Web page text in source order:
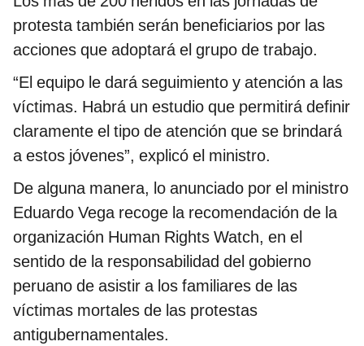
protesta también serán beneficiarios por las
acciones que adoptará el grupo de trabajo.
“El equipo le dará seguimiento y atención a las
víctimas. Habrá un estudio que permitirá definir
claramente el tipo de atención que se brindará
a estos jóvenes”, explicó el ministro.
De alguna manera, lo anunciado por el ministro
Eduardo Vega recoge la recomendación de la
organización Human Rights Watch, en el
sentido de la responsabilidad del gobierno
peruano de asistir a los familiares de las
víctimas mortales de las protestas
antigubernamentales.